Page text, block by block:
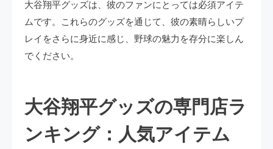
大谷翔平グッズは、彼のファンにとっては必須アイテ
ムです。これらのグッズを通じて、彼の素晴らしいプ
レイをさらに身近に感じ、野球の魅力を存分に楽しん
でください。
大谷翔平グッズの専門店ラ
ンキング：人気アイテム